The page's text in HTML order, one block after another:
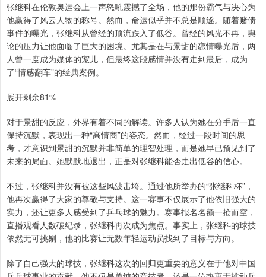
张继科在伦敦奥运会上一声怒吼震撼了全场，他的那份霸气与决心为
他赢得了风云人物的称号。然而，命运似乎并不总是顺遂。随着赌债
事件的曝光，张继科从曾经的顶流跌入了低谷。曾经的风光不再，舆
论的压力让他面临了巨大的困境。尤其是在与景甜的恋情曝光后，两
人曾一度成为媒体的宠儿，但最终这段感情并没有走到最后，成为
了“情感翻车”的经典案例。
展开剩余81%
对于景甜的反应，外界有着不同的解读。许多人认为她在分手后一直
保持沉默，表现出一种“高情商”的姿态。然而，经过一段时间的思
考，才意识到景甜的沉默并非简单的理智处理，而是她早已预见到了
未来的局面。她默默地退出，正是对张继科能否走出低谷的信心。
不过，张继科并没有被这些风波击垮。通过他所举办的“张继科杯”，
他再次赢得了大家的尊敬与支持。这一赛事不仅展示了他依旧强大的
实力，还让更多人感受到了乒乓球的魅力。赛事报名名额一抢而空，
直播观看人数破纪录，张继科再次成为焦点。事实上，张继科的球技
依然无可挑剔，他的比赛让无数年轻运动员找到了目标与方向。
除了自己强大的球技，张继科这次的回归更重要的意义在于他对中国